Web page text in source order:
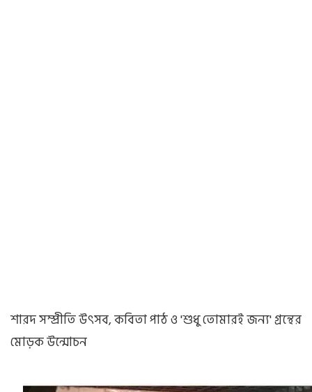
শারদ সম্প্রীতি উৎসব, কবিতা পাঠ ও 'শুধু তোমারই জন্য' গ্রন্থের
মোড়ক উন্মোচন